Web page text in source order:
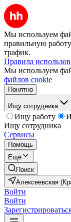
Мы используем
правильную
трафик.
Правила
Мы используем
файлов cookie
Понятно
Ищу сотрудника
Ищу работу
Ищу сотрудника
Сервисы
Помощь
Ещё
Поиск
Алексеевская
Войти
Войти